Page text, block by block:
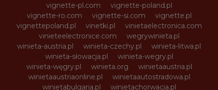
vignette-pl.com
vignette-poland.pl
vignette-ro.com
vignette-si.com
vignette.pl
vignettepoland.pl
vinetki.pl
vinietaelectronica.com
vinieteelectronice.com
wegrywinieta.pl
winieta-austria.pl
winieta-czechy.pl
winieta-litwa.pl
winieta-słowacja.pl
winieta-wegry.pl
winieta-węgry.pl
winieta.org
winietaaustria.pl
winietaaustriaonline.pl
winietaautostradowa.pl
winietabulgaria.pl
winietachorwacja.pl